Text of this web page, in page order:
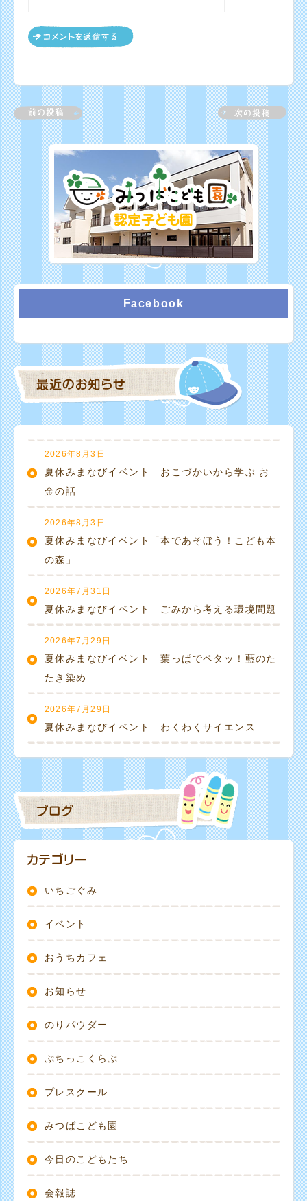
Facebook
2026年8月3日
夏休みまなびイベント おこづかいから学ぶ お
金の話
2026年8月3日
夏休みまなびイベント「本であそぼう！こども本
の森」
2026年7月31日
夏休みまなびイベント ごみから考える環境問題
2026年7月29日
夏休みまなびイベント 葉っぱでペタッ！藍のた
たき染め
2026年7月29日
夏休みまなびイベント わくわくサイエンス
いちごぐみ
イベント
おうちカフェ
お知らせ
のりパウダー
ぷちっこくらぶ
プレスクール
みつばこども園
今日のこどもたち
会報誌